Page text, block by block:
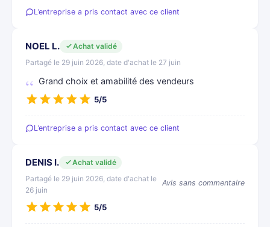
L’entreprise a pris contact avec ce client
NOEL L.
Achat validé
Partagé le 29 juin 2026, date d'achat le 27 juin
Grand choix et amabilité des vendeurs
5/5
L’entreprise a pris contact avec ce client
DENIS I.
Achat validé
Partagé le 29 juin 2026, date d'achat le
26 juin
Avis sans commentaire
5/5